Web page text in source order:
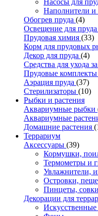
Наполнители
Обогрев пруда (4)
Освещение для пруда
Прудовая химия (33)
Корм для прудовых
Декор для пруда (4)
Средства для ухода
Прудовые комплекты
Аэрация пруда (37)
Стерилизаторы (10)
Рыбки и растения
Аквариумные рыбки
Аквариумные
Домашние растения
Террариум
Аксессуары (39)
Кормушки,
Термометры и
Увлажнители,
Островки,
Пинцеты,
Декорации для
Искусственные